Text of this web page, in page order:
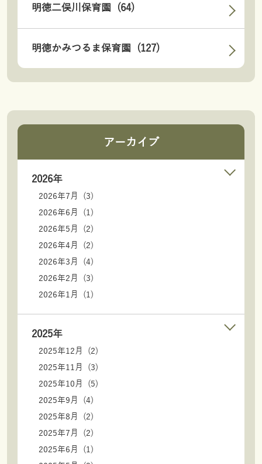
明徳二俣川保育園 (64)
明徳かみつるま保育園 (127)
アーカイブ
2026年
2026年7月 (3)
2026年6月 (1)
2026年5月 (2)
2026年4月 (2)
2026年3月 (4)
2026年2月 (3)
2026年1月 (1)
2025年
2025年12月 (2)
2025年11月 (3)
2025年10月 (5)
2025年9月 (4)
2025年8月 (2)
2025年7月 (2)
2025年6月 (1)